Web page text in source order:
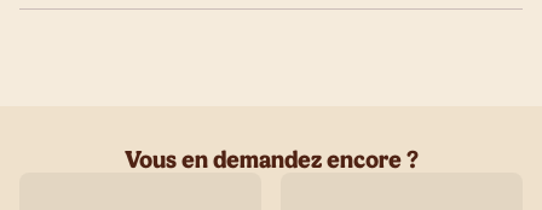
Vous en demandez encore ?